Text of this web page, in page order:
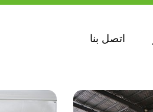
اتصل بنا